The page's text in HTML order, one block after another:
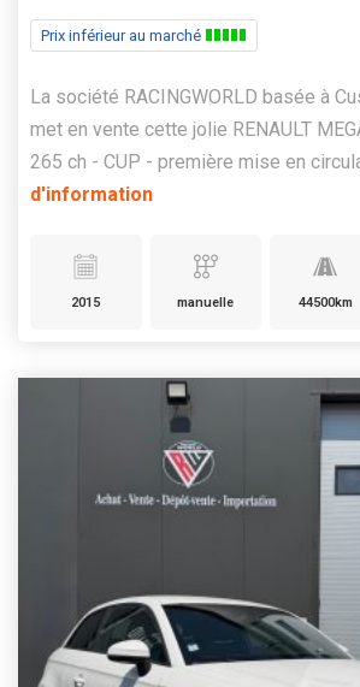
Prix inférieur au marché
La société RACINGWORLD basée à
met en vente cette jolie RENAULT
265 ch - CUP - première mise en
d'information
2015 manuelle 44500km